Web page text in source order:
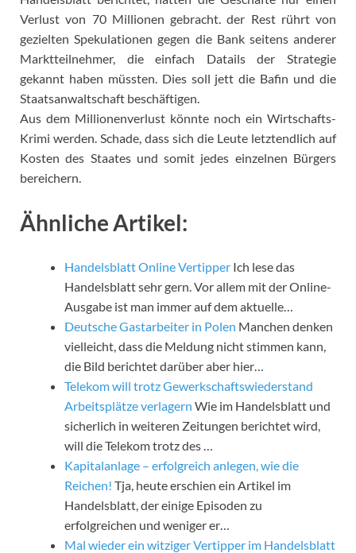
Verlust von 70 Millionen gebracht. der Rest rührt von
gezielten Spekulationen gegen die Bank seitens anderer
Marktteilnehmer, die einfach Datails der Strategie
gekannt haben müssten. Dies soll jett die Bafin und die
Staatsanwaltschaft beschäftigen.
Aus dem Millionenverlust könnte noch ein Wirtschafts-
Krimi werden. Schade, dass sich die Leute letztendlich auf
Kosten des Staates und somit jedes einzelnen Bürgers
bereichern.
Ähnliche Artikel:
Handelsblatt Online Vertipper Ich lese das
Handelsblatt sehr gern. Vor allem mit der Online-
Ausgabe ist man immer auf dem aktuelle…
Deutsche Gastarbeiter in Polen Manchen denken
vielleicht, dass die Meldung nicht stimmen kann,
die Bild berichtet darüber aber hier…
Telekom will trotz Gewerkschaftswiederstand
Arbeitsplätze verlagern Wie im Handelsblatt und
sicherlich in weiteren Zeitungen berichtet wird,
will die Telekom trotz des …
Kapitalanlage – erfolgreich anlegen, wie die
Reichen! Tja, heute erschien ein Artikel im
Handelsblatt, der einige Episoden zu
erfolgreichen und weniger er…
Mal wieder ein witziger Vertipper im Handelsblatt